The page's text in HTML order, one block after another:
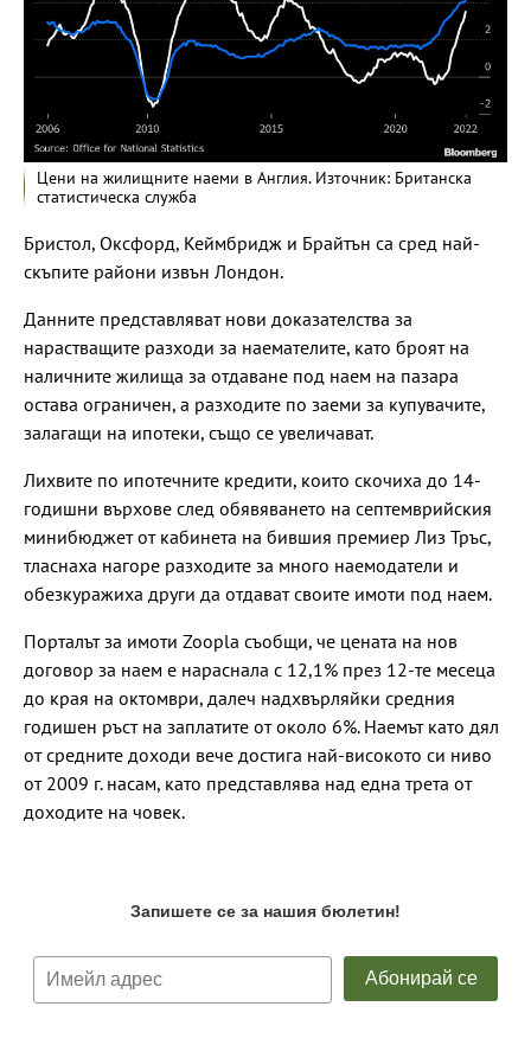
Цени на жилищните наеми в Англия. Източник: Британска
статистическа служба
Бристол, Оксфорд, Кеймбридж и Брайтън са сред най-
скъпите райони извън Лондон.
Данните представляват нови доказателства за
нарастващите разходи за наемателите, като броят на
наличните жилища за отдаване под наем на пазара
остава ограничен, а разходите по заеми за купувачите,
залагащи на ипотеки, също се увеличават.
Лихвите по ипотечните кредити, които скочиха до 14-
годишни върхове след обявяването на септемврийския
минибюджет от кабинета на бившия премиер Лиз Тръс,
тласнаха нагоре разходите за много наемодатели и
обезкуражиха други да отдават своите имоти под наем.
Порталът за имоти Zoopla съобщи, че цената на нов
договор за наем е нараснала с 12,1% през 12-те месеца
до края на октомври, далеч надхвърляйки средния
годишен ръст на заплатите от около 6%. Наемът като дял
от средните доходи вече достига най-високото си ниво
от 2009 г. насам, като представлява над една трета от
доходите на човек.